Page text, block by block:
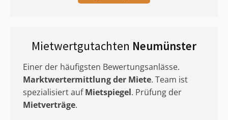
Mietwertgutachten Neumünster
Einer der häufigsten Bewertungsanlässe.
Marktwertermittlungder Miete. Team ist
spezialisiert aufMietspiegel. Prüfung der
Mietverträge.